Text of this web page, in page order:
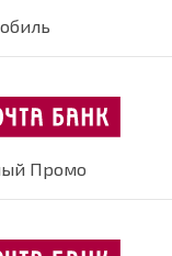
Промо